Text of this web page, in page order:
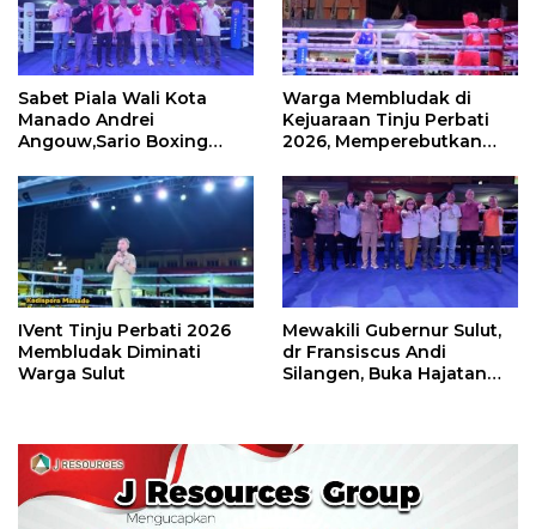
Sabet Piala Wali Kota
Manado Andrei
Angouw,Sario Boxing
Perbati 2026
Warga Membludak di
Kejuaraan Tinju Perbati
2026, Memperebutkan
IVent Tinju Perbati 2026
Membludak Diminati
Warga Sulut
Mewakili Gubernur Sulut,
dr Fransiscus Andi
Silangen, Buka Hajatan